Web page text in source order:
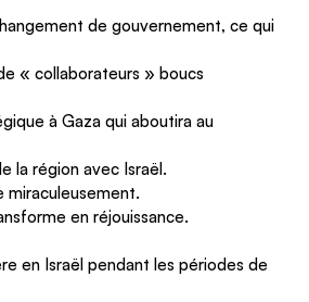
de gouvernement, ce qui
« collaborateurs » boucs
à Gaza qui aboutira au
la région avec Israël.
miraculeusement.
en réjouissance.
en Israël pendant les périodes de